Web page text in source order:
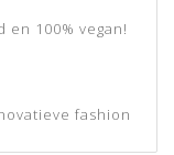
100% vegan!
fashion